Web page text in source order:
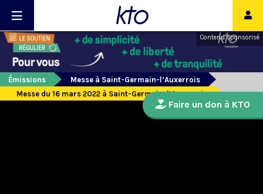
Contenu sponsorisé
Émissions
Messe à Saint-Germain-l’Auxerrois
Messe du 16 mars 2022 à Saint-Germain-l’Auxerrois
Faire un don à KTO